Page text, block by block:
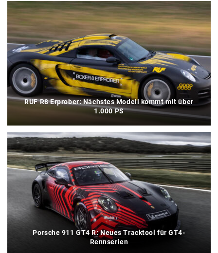
RUF R8 Erprober: Nächstes Modell kommt mit über
1.000 PS
Porsche 911 GT4 R: Neues Tracktool für GT4-
Rennserien